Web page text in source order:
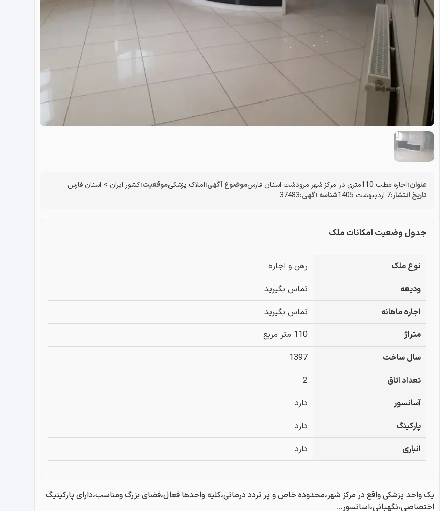
عنوان:اجاره مطب 110متری در مرکز شهر مرودشت استان فارس موضوع آگهی:املاک پزشکیموقعیت:کشور ایران > استان فارس
تاریخ انتشار:7 اردیبهشت 1405 شناسه آگهی:37483
جدول وضعیت امکانات ملک
نوع ملک
رهن و اجاره
ودیعه
تماس بگیرید
اجاره ماهانه
تماس بگیرید
متراژ
110 متر مربع
سال ساخت
1397
تعداد اتاق
2
آسانسور
دارد
پارکینگ
دارد
انباری
دارد
یک واحد پزشکی واقع در مرکز شهر،محدوده خاص و پر تردد درمانی،کلیه واحدها فعال،فضای بزرگ ومناسب،دارای پارکینیگ
اختصاصی،نگهبانی،اسانسور…